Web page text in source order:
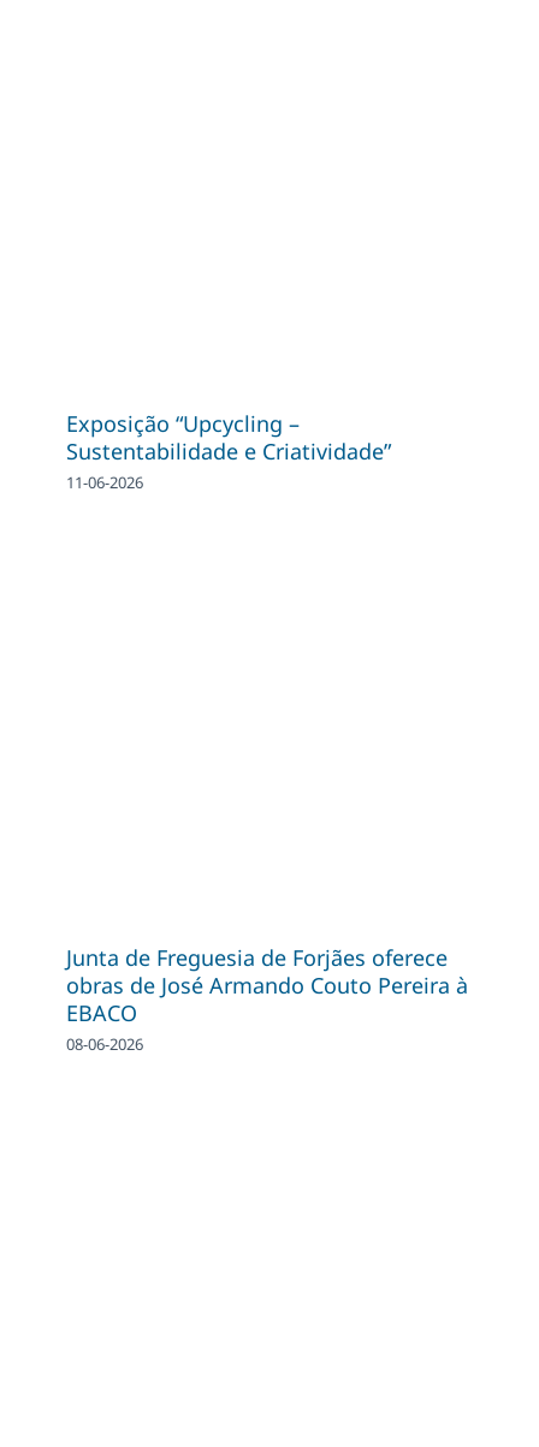
Exposição “Upcycling –
Sustentabilidade e Criatividade”
11-06-2026
Junta de Freguesia de Forjães oferece
obras de José Armando Couto Pereira à
EBACO
08-06-2026